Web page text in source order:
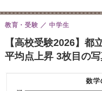
【高校受験2026】都
平均点上昇 3枚目の
教育・受験 中学生